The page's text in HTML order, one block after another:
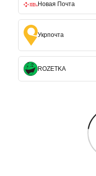
Новая Почта
Укрпочта
ROZETKA